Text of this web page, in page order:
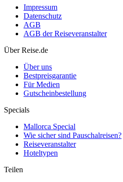
Schiff Flow mit neuen Kanaren-Routen
Impressum
Datenschutz
AGB
AGB der Reiseveranstalter
Über Reise.de
Über uns
Bestpreisgarantie
Für Medien
Gutscheinbestellung
Specials
Mallorca Special
Wie sicher sind Pauschalreisen?
Reiseveranstalter
Hoteltypen
Teilen